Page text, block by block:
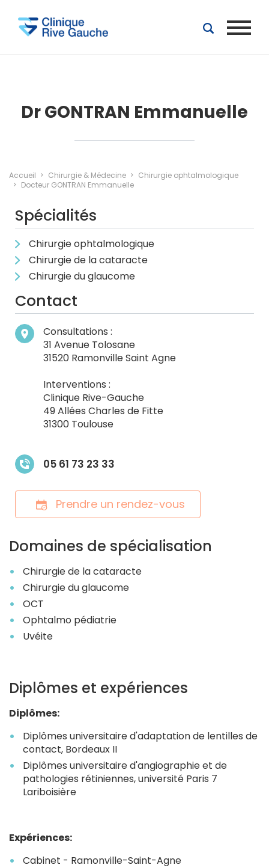
Dr GONTRAN Emmanuelle
Accueil Chirurgie & Médecine
Chirurgie ophtalmologique
Docteur GONTRAN Emmanuelle
Spécialités
Chirurgie ophtalmologique
Chirurgie de la cataracte
Chirurgie du glaucome
Contact
Consultations :
31 Avenue Tolosane
31520 Ramonville Saint Agne
Interventions :
Clinique Rive-Gauche
49 Allées Charles de Fitte
31300 Toulouse
05 61 73 23 33
Prendre un rendez-vous
Domaines de spécialisation
Chirurgie de la cataracte
Chirurgie du glaucome
OCT
Ophtalmo pédiatrie
Uvéite
Diplômes et expériences
Diplômes:
Diplômes universitaire d'adaptation de lentilles de
contact, Bordeaux II
Diplômes universitaire d'angiographie et de
pathologies rétiniennes, université Paris 7
Lariboisière
Expériences:
Cabinet - Ramonville-Saint-Agne